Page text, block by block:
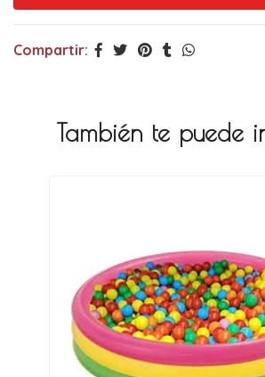
Compartir:
También te puede